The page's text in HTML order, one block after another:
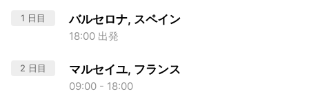
1 日目 バルセロナ, スペイン
18:00 出発
2 日目 マルセイユ, フランス
09:00 - 18:00